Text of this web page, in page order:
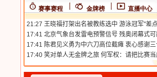
赛事赛程 金牌榜 直播中心